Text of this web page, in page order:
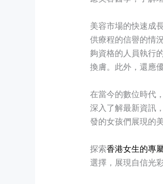
美容市場的快速成
供療程的信譽的情
夠資格的人員執行
換膚。此外，還應
在當今的數位時代
深入了解最新資訊
發的女孩們展現的美
探索香港女生的專
選擇，展現自信光彩